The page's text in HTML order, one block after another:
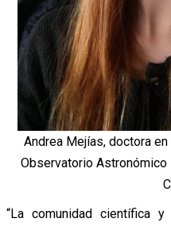
Andrea Mejías, doctora
Observatorio
“La comunidad científica